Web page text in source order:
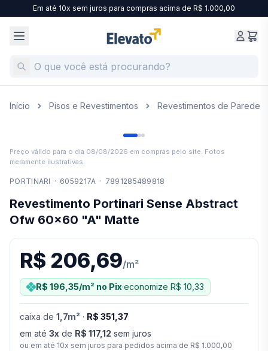
Em até 10x sem juros para compras acima de R$ 1.000,00
Início Pisos e Revestimentos Revestimentos de Parede
Preço válido para o dia 08/08/2026 em compras pelo site. Fotos
meramente ilustrativas.
PORTINARI · 6059217A · 7891285489818
Revestimento Portinari Sense Abstract
Ofw 60x60 "A" Matte
R$ 206,69/m²
R$ 196,35/m² no Pix·economize R$ 10,33
caixa de 1,7m² · R$ 351,37
em até 3x de R$ 117,12 sem juros
ou em até 10x sem juros para pedidos acima de R$ 1.000,00